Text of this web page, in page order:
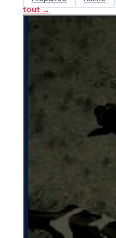
tout→